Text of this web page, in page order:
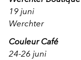
19 juni
Werchter
Couleur Café
24-26 juni